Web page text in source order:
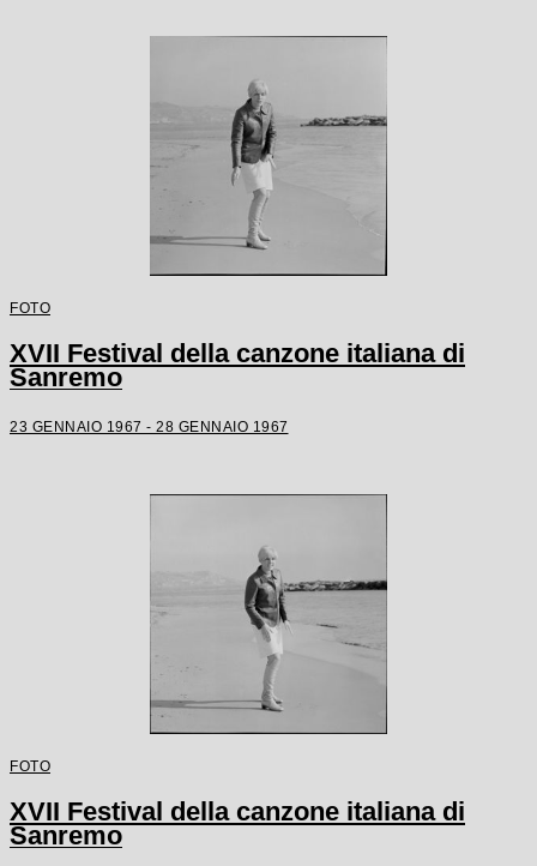
FOTO
XVII Festival della canzone italiana di
Sanremo
23 GENNAIO 1967 - 28 GENNAIO 1967
FOTO
XVII Festival della canzone italiana di
Sanremo